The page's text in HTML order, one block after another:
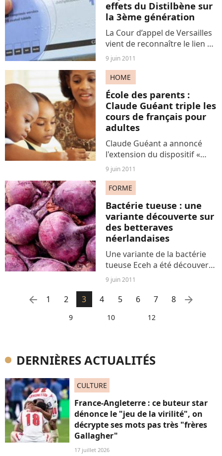
effets du Distilbène sur
la 3ème génération
La Cour d’appel de Versailles
vient de reconnaître le lien de
causalité entre le handicap
d’un jeune homme et le
traitement au Distilbène qui
avait été prescrit à sa grand-
mère.
9 juin 2011
HOME
École des parents :
Claude Guéant triple les
cours de français pour
adultes
Claude Guéant a annoncé
l'extension du dispositif «
L'école ouverte aux parents »,
hier, lors d'une visite dans un
collège du Val-d’Oise. Le
nombre d'adultes d'origine
étrangère qui...
9 juin 2011
FORME
Bactérie tueuse : une
variante découverte sur
des betteraves
néerlandaises
Une variante de la bactérie
tueuse Eceh a été découverte
sur des plants de betterave
néerlandais exportés vers
l'Allemagne et la Belgique. A
betteraves...
9 juin 2011
arrow_left 1 2 3 4 5 6 7 8
9 10 12
arrow_right
DERNIÈRES ACTUALITÉS
CULTURE
France-Angleterre : ce buteur star
dénonce le "jeu de la virilité", on
décrypte ses mots pas très "frères
Gallagher"
17 juillet 2026